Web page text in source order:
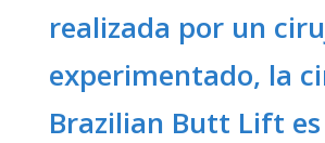
realizada por un
experimentado, la
Brazilian Butt Lift